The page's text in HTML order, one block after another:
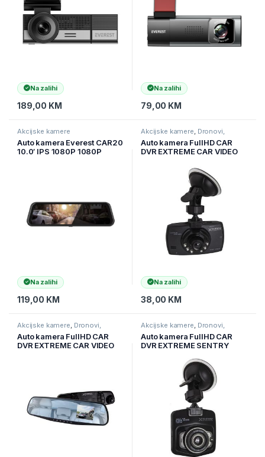
Na zalihi
189,00 KM
Na zalihi
79,00 KM
Akcijske kamere
Auto kamera Everest CAR20
10.0′ IPS 1080P 1080P
Na zalihi
119,00 KM
Akcijske kamere, Dronovi,
Auto kamera FullHD CAR
DVR EXTREME CAR VIDEO
Na zalihi
38,00 KM
Akcijske kamere, Dronovi,
Auto kamera FullHD CAR
DVR EXTREME CAR VIDEO
Akcijske kamere, Dronovi,
Auto kamera FullHD CAR
DVR EXTREME SENTRY
LED, Motion detector